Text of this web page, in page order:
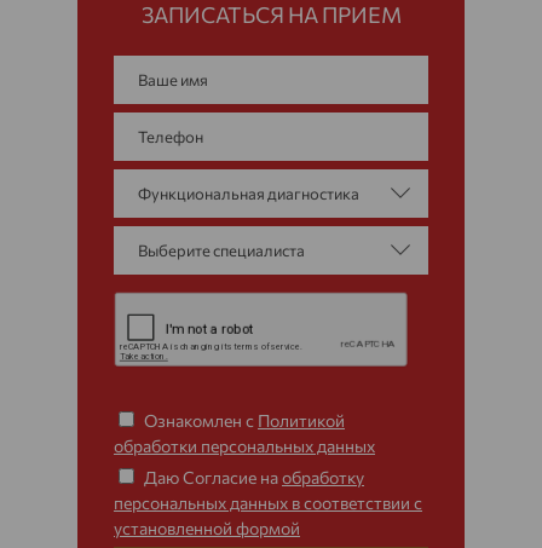
ЗАПИСАТЬСЯ НА ПРИЕМ
Ознакомлен с Политикой
обработки персональных данных
Даю Согласие наобработку
персональных данных в соответствии с
установленной формой